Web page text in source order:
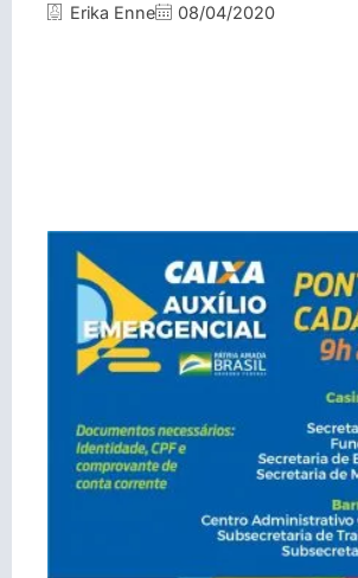
Erika Enne 08/04/2020